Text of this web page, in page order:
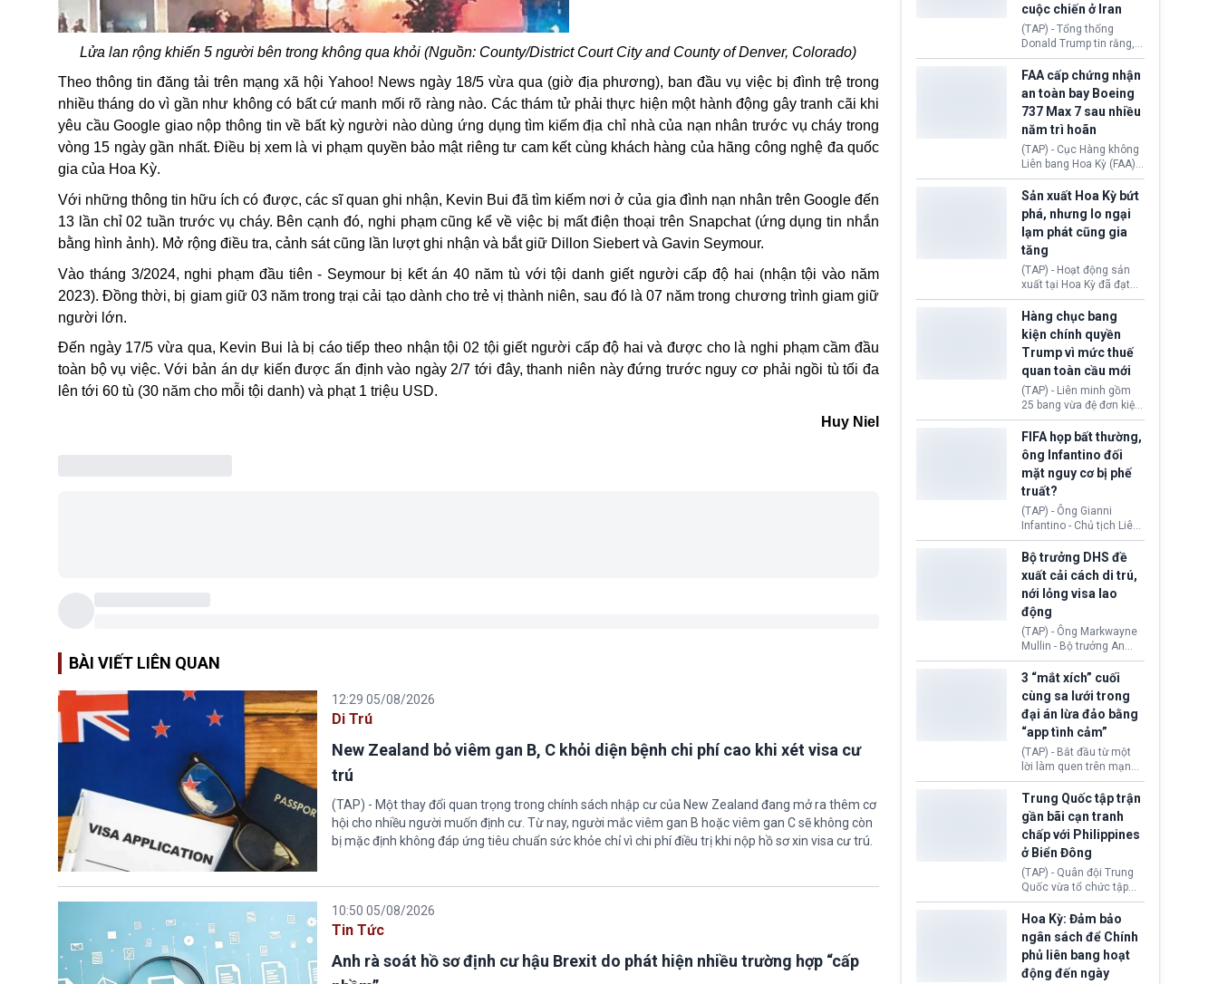
Lửa lan rộng khiến 5 người bên trong không qua khỏi (Nguồn: County/District Court City and County of Denver, Colorado)
Theo thông tin đăng tải trên mạng xã hội Yahoo! News ngày 18/5 vừa qua (giờ địa phương), ban đầu vụ việc bị đình trệ trong
nhiều tháng do vì gần như không có bất cứ manh mối rõ ràng nào. Các thám tử phải thực hiện một hành động gây tranh cãi khi
yêu cầu Google giao nộp thông tin về bất kỳ người nào dùng ứng dụng tìm kiếm địa chỉ nhà của nạn nhân trước vụ cháy trong
vòng 15 ngày gần nhất. Điều bị xem là vi phạm quyền bảo mật riêng tư cam kết cùng khách hàng của hãng công nghệ đa quốc
gia của Hoa Kỳ.
Với những thông tin hữu ích có được, các sĩ quan ghi nhận, Kevin Bui đã tìm kiếm nơi ở của gia đình nạn nhân trên Google đến
13 lần chỉ 02 tuần trước vụ cháy. Bên cạnh đó, nghi phạm cũng kể về việc bị mất điện thoại trên Snapchat (ứng dụng tin nhắn
bằng hình ảnh). Mở rộng điều tra, cảnh sát cũng lần lượt ghi nhận và bắt giữ Dillon Siebert và Gavin Seymour.
Vào tháng 3/2024, nghi phạm đầu tiên - Seymour bị kết án 40 năm tù với tội danh giết người cấp độ hai (nhận tội vào năm
2023). Đồng thời, bị giam giữ 03 năm trong trại cải tạo dành cho trẻ vị thành niên, sau đó là 07 năm trong chương trình giam giữ
người lớn.
Đến ngày 17/5 vừa qua, Kevin Bui là bị cáo tiếp theo nhận tội 02 tội giết người cấp độ hai và được cho là nghi phạm cầm đầu
toàn bộ vụ việc. Với bản án dự kiến được ấn định vào ngày 2/7 tới đây, thanh niên này đứng trước nguy cơ phải ngồi tù tối đa
lên tới 60 tù (30 năm cho mỗi tội danh) và phạt 1 triệu USD.
Huy Niel
BÀI VIẾT LIÊN QUAN
12:29 05/08/2026
Di Trú
New Zealand bỏ viêm gan B, C khỏi diện bệnh chi phí cao khi xét visa cư
trú
(TAP) - Một thay đổi quan trọng trong chính sách nhập cư của New Zealand đang mở ra thêm cơ
hội cho nhiều người muốn định cư. Từ nay, người mắc viêm gan B hoặc viêm gan C sẽ không còn
bị mặc định không đáp ứng tiêu chuẩn sức khỏe chỉ vì chi phí điều trị khi nộp hồ sơ xin visa cư trú.
10:50 05/08/2026
Tin Tức
Anh rà soát hồ sơ định cư hậu Brexit do phát hiện nhiều trường hợp “cấp
cấm vào Trung Quốc tới
5 năm.
cuộc chiến ở Iran
(TAP) - Tổng thống
Donald Trump tin rằng, 2
tập đoàn dầu khí
ExxonMobil và Chevron
đã thu về lợi nhuận quá
lớn nhờ giá dầu tăng
mạnh suốt thời gian Hoa
Kỳ xảy ra xung đột ở
Iran. Trên cơ sở đó, lãnh
đạo Nhà Trắng kêu gọi
các doanh nghiệp cần
giảm giá bán cho người
tiêu dùng.
FAA cấp chứng nhận
an toàn bay Boeing
737 Max 7 sau nhiều
năm trì hoãn
(TAP) - Cục Hàng không
Liên bang Hoa Kỳ (FAA)
vừa chính thức cấp
chứng nhận an toàn bay
cho Boeing 737 Max 7,
mẫu máy bay nhỏ nhất
trong dòng 737 Max
thuộc Boeing
Commercial Airplanes
(Boeing). Động thái này
chính thức khép lại gần
một thập kỷ trì hoãn chờ
các cuộc đánh giá
nghiêm ngặt.
Sản xuất Hoa Kỳ bứt
phá, nhưng lo ngại
lạm phát cũng gia
tăng
(TAP) - Hoạt động sản
xuất tại Hoa Kỳ đã đạt
tốc độ nhanh nhất trong
hơn 4 năm qua, cho
thấy nền kinh tế đang
phục hồi tích cực, bất
chấp tác động từ thuế
quan. Tuy nhiên, không
ít doanh nghiệp vẫn cảm
thấy áp lực lạm phát, bất
ổn địa chính trị hiện còn
nghiêm trọng hơn cả
giai đoạn đại dịch
COVID-19.
Hàng chục bang
kiện chính quyền
Trump vì mức thuế
quan toàn cầu mới
(TAP) - Liên minh gồm
25 bang vừa đệ đơn kiện
chính quyền Tổng thống
Donald Trump. Phe
nguyên đơn tin rằng,
hành động áp thuế 10 -
12,5% lên 60 đối tác
thương mại hôm 24/7
vượt quá thẩm quyền
của Tổng thống.
FIFA họp bất thường,
ông Infantino đối
mặt nguy cơ bị phế
truất?
(TAP) - Ông Gianni
Infantino - Chủ tịch Liên
đoàn Bóng đá Thế giới
(FIFA) đang đứng trước
cuộc khủng hoảng
quyền lực nghiêm trọng,
khi Hội đồng FIFA được
cho là đang chuẩn bị tổ
chức cuộc họp khẩn cấp
nhằm xem xét phế truất
ông sau bê bối liên quan
đến kế hoạch thương
mại hoá World Cup.
Bộ trưởng DHS đề
xuất cải cách di trú,
nới lỏng visa lao
động
(TAP) - Ông Markwayne
Mullin - Bộ trưởng An
ninh Nội địa Hoa Kỳ
(DHS) vừa đề xuất chính
phủ cần xem xét mở
rộng tiếp nhận lao động
nước ngoài có thị thực
(visa) tại các lĩnh vực
đang thiếu hụt nhân
công trầm trọng. Việc
này nhằm giải quyết nhu
cầu nhân lực cốt lõi cho
nền kinh tế nội địa.
3 “mắt xích” cuối
cùng sa lưới trong
đại án lừa đảo bằng
“app tình cảm”
(TAP) - Bắt đầu từ một
lời làm quen trên mạng
xã hội, nhiều nạn nhân
từng bước rơi vào chiếc
bẫy “tình cảm - đầu tư”
rồi mất sạch tài sản.
Sau hơn nửa năm điều
tra, Công an tỉnh Cao
Bằng (Việt Nam) đã khép
lại chuyên án lừa đảo
xuyên quốc gia bằng
việc bắt giữ 3 “mắt xích”
cuối cùng thuộc đường
dây chiếm đoạt hàng
nghìn tỷ đồng.
Trung Quốc tập trận
gần bãi cạn tranh
chấp với Philippines
ở Biển Đông
(TAP) - Quân đội Trung
Quốc vừa tổ chức tập
trận phối hợp hải quân,
không quân gần bãi cạn
Scarborough thuộc khu
vực Biển Đông giữa lúc
tranh chấp chủ quyền
Bắc Kinh và Manila
Hoa Kỳ: Đảm bảo
ngân sách để Chính
phủ liên bang hoạt
động đến ngày